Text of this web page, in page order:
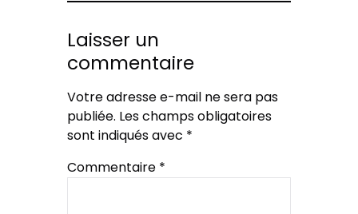
Laisser un
commentaire
Votre adresse e-mail ne sera pas
publiée. Les champs obligatoires
sont indiqués avec *
Commentaire *